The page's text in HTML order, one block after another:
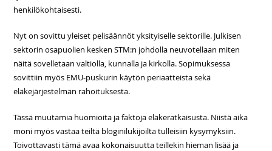
henkilökohtaisesti.
Nyt on sovittu yleiset pelisäännöt yksityiselle sektorille. Julkisen
sektorin osapuolien kesken STM:n johdolla neuvotellaan miten
näitä sovelletaan valtiolla, kunnalla ja kirkolla. Sopimuksessa
sovittiin myös EMU-puskurin käytön periaatteista sekä
eläkejärjestelmän rahoituksesta.
Tässä muutamia huomioita ja faktoja eläkeratkaisusta. Niistä aika
moni myös vastaa teiltä bloginilukijoilta tulleisiin kysymyksiin.
Toivottavasti tämä avaa kokonaisuutta teillekin hieman lisää ja